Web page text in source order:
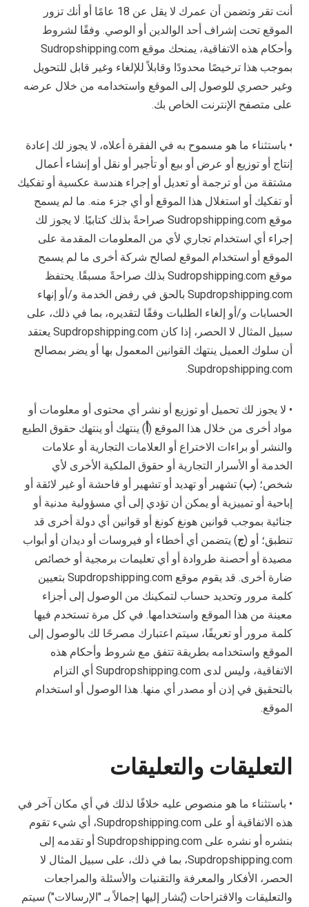
أنت تقر وتضمن أن عمرك لا يقل عن 18 عامًا أو أنك تزور
الموقع تحت إشراف أحد الوالدين أو الوصي. وفقًا لشروط
وأحكام هذه الاتفاقية، يمنحك موقع Sudropshipping.com
بموجب هذا ترخيصًا محدودًا وقابلاً للإلغاء وغير قابل للتحويل
وغير حصري للوصول إلى الموقع واستخدامه من خلال عرضه
على متصفح الإنترنت الخاص بك.
• باستثناء ما هو مسموح به في الفقرة أعلاه، لا يجوز لك إعادة
إنتاج أو توزيع أو عرض أو بيع أو تأجير أو نقل أو إنشاء أعمال
مشتقة من أو ترجمة أو تعديل أو إجراء هندسة عكسية أو تفكيك
أو تفكيك أو استغلال هذا الموقع أو أي جزء منه. ما لم يسمح
موقع Sudropshipping.com صراحةً بذلك كتابيًا. لا يجوز لك
إجراء أي استخدام تجاري لأي من المعلومات المقدمة على
الموقع أو استخدام الموقع لصالح شركة أخرى ما لم يسمح
موقع Sudropshipping.com بذلك صراحةً مسبقًا. يحتفظ
Supdropshipping.com بالحق في رفض الخدمة و/أو إنهاء
الحسابات و/أو إلغاء الطلبات وفقًا لتقديره، بما في ذلك، على
سبيل المثال لا الحصر، إذا كان Supdropshipping.com يعتقد
أن سلوك العميل ينتهك القوانين المعمول بها أو يضر بمصالح
Supdropshipping.com.
• لا يجوز لك تحميل أو توزيع أو نشر أي محتوى أو معلومات أو
مواد أخرى من خلال هذا الموقع (أ) ينتهك أو ينتهك حقوق الطبع
والنشر أو براءات الاختراع أو العلامات التجارية أو علامات
الخدمة أو الأسرار التجارية أو حقوق الملكية الأخرى لأي
شخص؛ (ب) تشهير أو تهديد أو تشهير أو فاحشة أو غير لائقة أو
إباحية أو تمييزية أو يمكن أن تؤدي إلى أي مسؤولية مدنية أو
جنائية بموجب قوانين هونغ كونغ أو قوانين أي دولة أخرى قد
تنطبق؛ أو (ج) يتضمن أي أخطاء أو فيروسات أو ديدان أو أبواب
مصيدة أو أحصنة طروادة أو أي تعليمات برمجية أو خصائص
ضارة أخرى. قد يقوم موقع Supdropshipping.com بتعيين
كلمة مرور وتحديد حساب لتمكينك من الوصول إلى أجزاء
معينة من هذا الموقع واستخدامها. في كل مرة تستخدم فيها
كلمة مرور أو تعريفًا، سيتم اعتبارك مصرحًا لك بالوصول إلى
الموقع واستخدامه بطريقة تتفق مع شروط وأحكام هذه
الاتفاقية، وليس لدى Supdropshipping.com أي التزام
بالتحقيق في إذن أو مصدر أي منها. هذا الوصول أو استخدام
الموقع.
التعليقات والتعليقات
• باستثناء ما هو منصوص عليه خلافًا لذلك في أي مكان آخر في
هذه الاتفاقية أو على Supdropshipping.com، أي شيء تقوم
بنشره أو نشره على Supdropshipping.com أو تقدمه إلى
Supdropshipping.com، بما في ذلك، على سبيل المثال لا
الحصر، الأفكار والمعرفة والتقنيات والأسئلة والمراجعات
والتعليقات والاقتراحات (يُشار إليها إجمالاً بـ "الإرسالات") سيتم